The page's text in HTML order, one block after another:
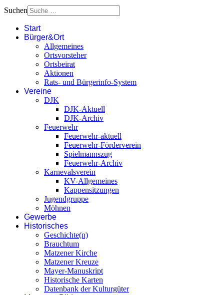
Suchen
Start
Bürger&Ort
Allgemeines
Ortsvorsteher
Ortsbeirat
Aktionen
Rats- und Bürgerinfo-System
Vereine
DJK
DJK-Aktuell
DJK-Archiv
Feuerwehr
Feuerwehr-aktuell
Feuerwehr-Förderverein
Spielmannszug
Feuerwehr-Archiv
Karnevalsverein
KV-Allgemeines
Kappensitzungen
Jugendgruppe
Möhnen
Gewerbe
Historisches
Geschichte(n)
Brauchtum
Matzener Kirche
Matzener Kreuze
Mayer-Manuskript
Historische Karten
Datenbank der Kulturgüter